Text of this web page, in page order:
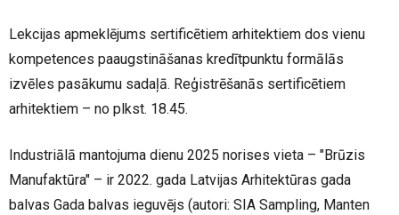
Lekcijas apmeklējums sertificētiem arhitektiem dos vienu
kompetences paaugstināšanas kredītpunktu formālās
izvēles pasākumu sadaļā. Reģistrēšanās sertificētiem
arhitektiem – no plkst. 18.45.
Industriālā mantojuma dienu 2025 norises vieta – "Brūzis
Manufaktūra" – ir 2022. gada Latvijas Arhitektūras gada
balvas Gada balvas ieguvējs (autori: SIA Sampling, Manten